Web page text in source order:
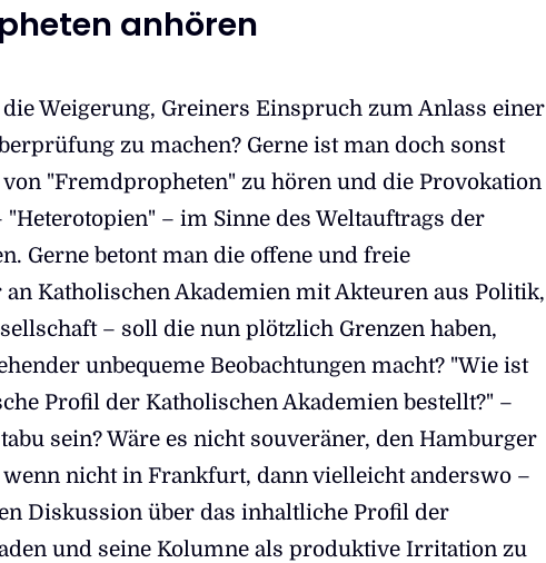
anhören
Weigerung, Greiners Einspruch zum Anlass einer
zu machen? Gerne ist man doch sonst
"Fremdpropheten" zu hören und die Provokation
– im Sinne des Weltauftrags der
Gerne betont man die offene und freie
Katholischen Akademien mit Akteuren aus Politik,
– soll die nun plötzlich Grenzen haben,
unbequeme Beobachtungen macht? "Wie ist
Profil der Katholischen Akademien bestellt?" –
sein? Wäre es nicht souveräner, den Hamburger
nicht in Frankfurt, dann vielleicht anderswo –
Diskussion über das inhaltliche Profil der
und seine Kolumne als produktive Irritation zu